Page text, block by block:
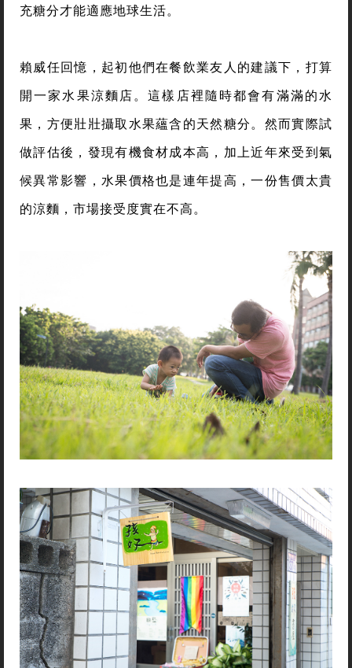
充糖分才能適應地球生活。
賴威任回憶，起初他們在餐飲業友人的建議下，打算
開一家水果涼麵店。這樣店裡隨時都會有滿滿的水
果，方便壯壯攝取水果蘊含的天然糖分。然而實際試
做評估後，發現有機食材成本高，加上近年來受到氣
候異常影響，水果價格也是連年提高，一份售價太貴
的涼麵，市場接受度實在不高。